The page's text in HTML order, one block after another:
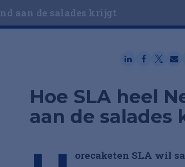
aan de salades krijgt
Hoe SLA heel
aan de salades
orecaketen SLA wil
in je mailbox